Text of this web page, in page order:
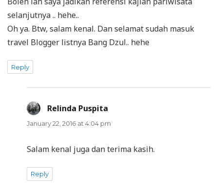
selanjutnya .. hehe..
Oh ya. Btw, salam kenal. Dan selamat sudah masuk
travel Blogger listnya Bang Dzul.. hehe
Reply
Relinda Puspita
January 22, 2016 at 4:04 pm
Salam kenal juga dan terima kasih.
Reply